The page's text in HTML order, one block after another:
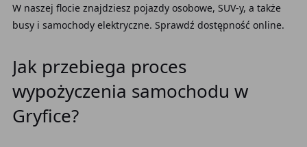
W naszej flocie znajdziesz pojazdy osobowe, SUV-y, a także
busy i samochody elektryczne. Sprawdź dostępność online.
Jak przebiega proces
wypożyczenia samochodu w
Gryfice?